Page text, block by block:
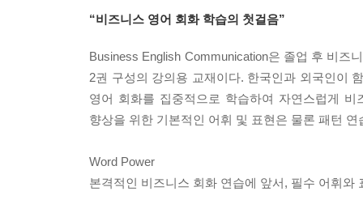
“비즈니스 영어 회화 학습의 첫걸음”
Business English Communication은 졸업 후 비즈
2권 구성의 강의용 교재이다. 한국인과 외국인이
영어 회화를 집중적으로 학습하여 자연스럽게
향상을 위한 기본적인 어휘 및 표현은 물론 패턴
Word Power
본격적인 비즈니스 회화 연습에 앞서, 필수 어휘와